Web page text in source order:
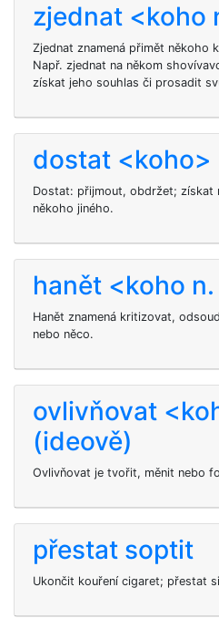
zjednat <koho
Zjednat znamená přimět někoho
Např. zjednat na někom
získat jeho souhlas či prosadit
dostat <koho>
Dostat: přijmout, obdržet; získat
někoho jiného.
hanět <koho
Hanět znamená kritizovat,
nebo něco.
ovlivňovat
(ideově)
Ovlivňovat je tvořit, měnit nebo
přestat soptit
Ukončit kouření cigaret; přestat